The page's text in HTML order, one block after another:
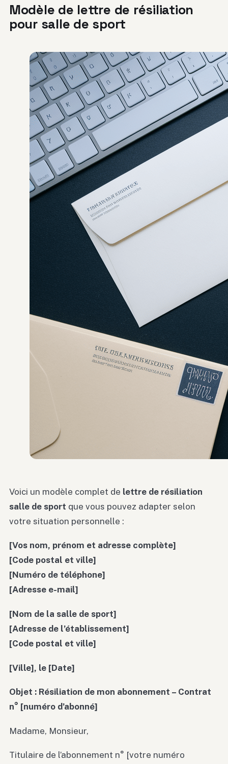
Modèle de lettre de résiliation
pour salle de sport
Voici un modèle complet de lettre de résiliation
salle de sport que vous pouvez adapter selon
votre situation personnelle :
[Vos nom, prénom et adresse complète]
[Code postal et ville]
[Numéro de téléphone]
[Adresse e-mail]
[Nom de la salle de sport]
[Adresse de l’établissement]
[Code postal et ville]
[Ville], le [Date]
Objet : Résiliation de mon abonnement – Contrat
n° [numéro d’abonné]
Madame, Monsieur,
Titulaire de l’abonnement n° [votre numéro